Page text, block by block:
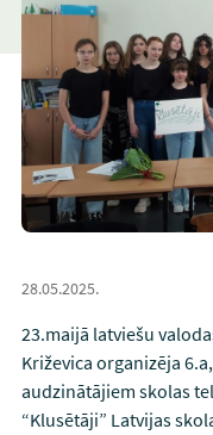
28.05.2025.
23.maijā latviešu
Križevica organizēja
audzinātājiem skolas
“Klusētāji” Latvijas